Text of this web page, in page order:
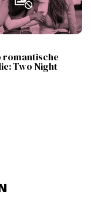
romantische
Two Night